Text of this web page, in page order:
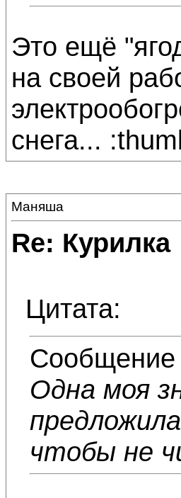
Это ещё
на своей
снега...
Маняша
Re: Курилка
Цитата:
Сообщение
Одна моя
чтобы не